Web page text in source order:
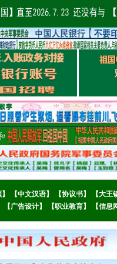
【中文汉语】 【协议书】 【大王
【广告设计】 【职业教育】 【信息